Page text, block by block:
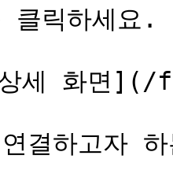
릭하세요.
화면](/
결하고자 하